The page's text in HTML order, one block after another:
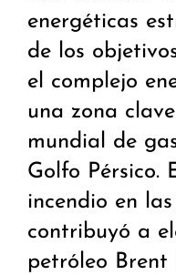
energéticas
de los
el complejo
una zona
mundial de
Golfo Pérsico.
incendio en
contribuyó a
petróleo Brent